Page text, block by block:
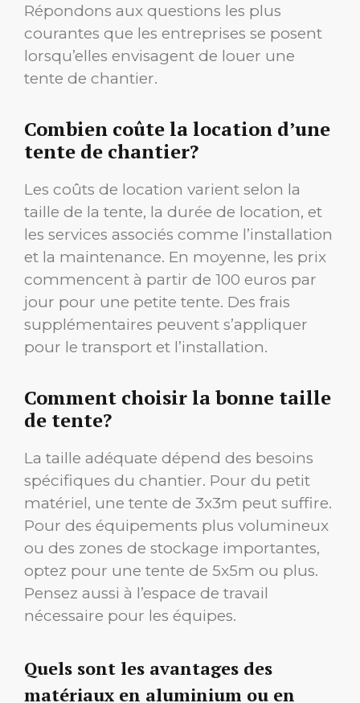
Répondons aux questions les plus
courantes que les entreprises se posent
lorsqu’elles envisagent de louer une
tente de chantier.
Combien coûte la location d’une
tente de chantier?
Les coûts de location varient selon la
taille de la tente, la durée de location, et
les services associés comme l’installation
et la maintenance. En moyenne, les prix
commencent à partir de 100 euros par
jour pour une petite tente. Des frais
supplémentaires peuvent s’appliquer
pour le transport et l’installation.
Comment choisir la bonne taille
de tente?
La taille adéquate dépend des besoins
spécifiques du chantier. Pour du petit
matériel, une tente de 3x3m peut suffire.
Pour des équipements plus volumineux
ou des zones de stockage importantes,
optez pour une tente de 5x5m ou plus.
Pensez aussi à l’espace de travail
nécessaire pour les équipes.
Quels sont les avantages des
matériaux en aluminium ou en